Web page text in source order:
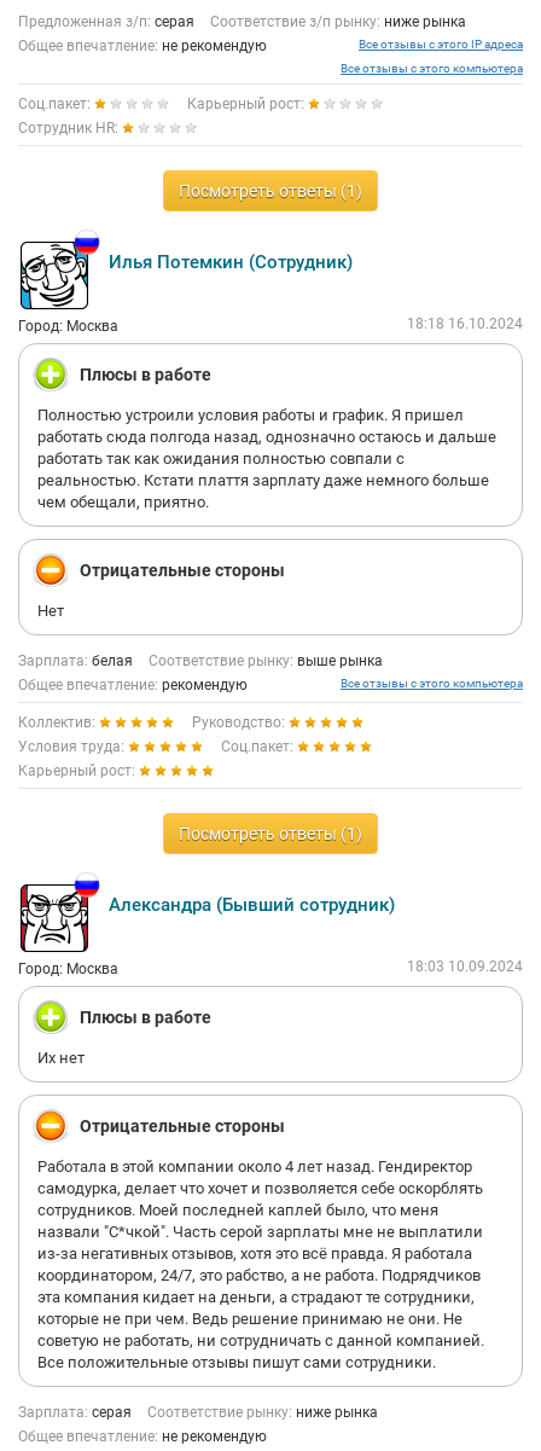
Предложенная з/п: серая Соответствие з/п рынку: ниже рынка
Общее впечатление: не рекомендую
Все отзывы с этого IP адреса
Все отзывы с этого компьютера
Соц.пакет:
Карьерный рост:
Сотрудник HR:
Посмотреть ответы (1)
Илья Потемкин (Сотрудник)
Город: Москва 18:18 16.10.2024
Плюсы в работе
Полностью устроили условия работы и график. Я пришел
работать сюда полгода назад, однозначно остаюсь и дальше
работать так как ожидания полностью совпали с
реальностью. Кстати плаття зарплату даже немного больше
чем обещали, приятно.
Отрицательные стороны
Нет
Зарплата: белая Соответствие рынку: выше рынка
Общее впечатление: рекомендую Все отзывы с этого компьютера
Коллектив:
Руководство:
Условия труда:
Соц.пакет:
Карьерный рост:
Посмотреть ответы (1)
Александра (Бывший сотрудник)
Город: Москва 18:03 10.09.2024
Плюсы в работе
Их нет
Отрицательные стороны
Работала в этой компании около 4 лет назад. Гендиректор
самодурка, делает что хочет и позволяется себе оскорблять
сотрудников. Моей последней каплей было, что меня
назвали "С*чкой". Часть серой зарплаты мне не выплатили
из-за негативных отзывов, хотя это всё правда. Я работала
координатором, 24/7, это рабство, а не работа. Подрядчиков
эта компания кидает на деньги, а страдают те сотрудники,
которые не при чем. Ведь решение принимаю не они. Не
советую не работать, ни сотрудничать с данной компанией.
Все положительные отзывы пишут сами сотрудники.
Зарплата: серая Соответствие рынку: ниже рынка
Общее впечатление: не рекомендую